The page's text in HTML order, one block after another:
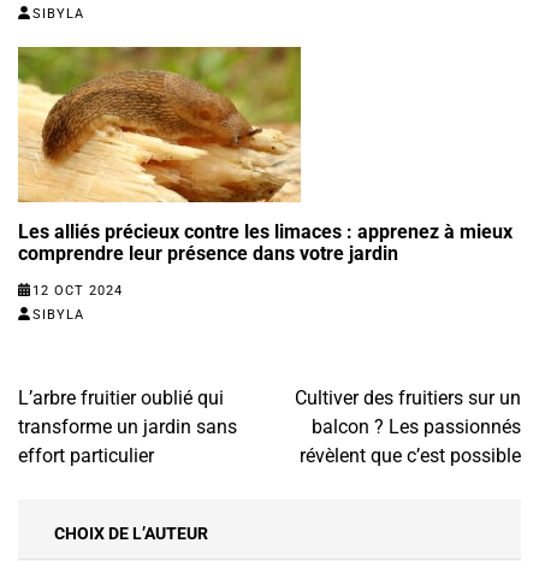
SIBYLA
Les alliés précieux contre les limaces : apprenez à mieux
comprendre leur présence dans votre jardin
12 OCT 2024
SIBYLA
Navigation
de
l’article
L’arbre fruitier oublié qui
transforme un jardin sans
effort particulier
Cultiver des fruitiers sur un
balcon ? Les passionnés
révèlent que c’est possible
CHOIX DE L’AUTEUR